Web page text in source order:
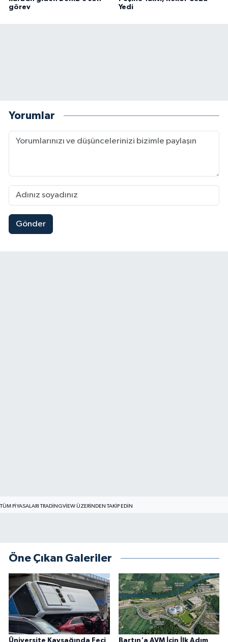
görev
Yedi
Yorumlar
Gönder
TÜM PIYASALARI TRADINGVIEW ÜZERINDEN TAKIP EDIN
Öne Çıkan Galeriler
Üniversite Kavşağında Feci Bartın'a AVM İçin İlk Adım